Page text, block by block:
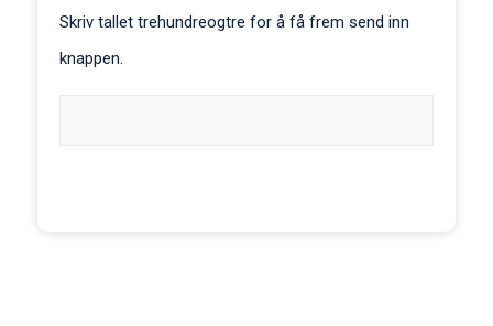
Skriv tallet trehundreogtre for å få frem send inn
knappen.